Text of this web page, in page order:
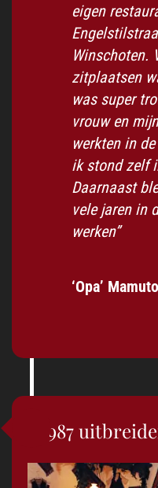
eigen
Winschoten.
zitplaatsen
was super
vrouw en
werkten in
ik stond zelf
Daarnaast
vele jaren in
werken”
‘Opa’
1987